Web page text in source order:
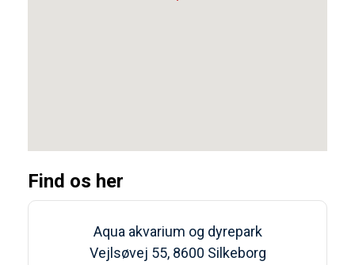
Find os her
Aqua akvarium og dyrepark
Vejlsøvej 55, 8600 Silkeborg